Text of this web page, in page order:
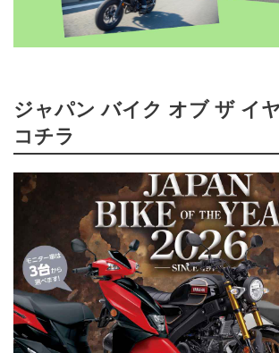
ジャパン バイク オブ ザ イ
コチラ